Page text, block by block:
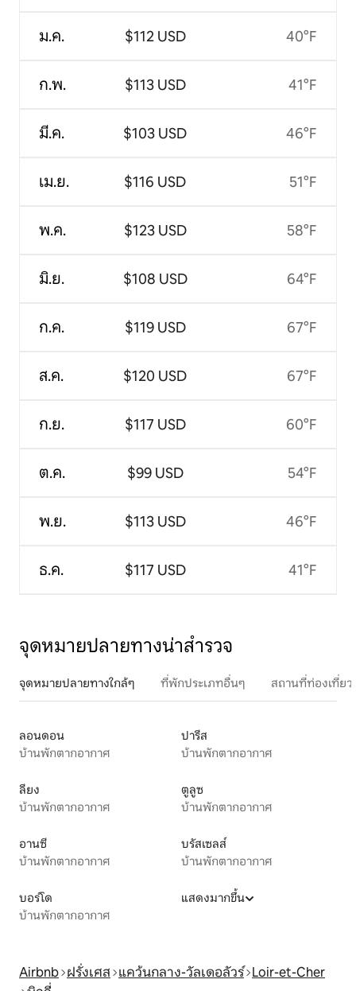
ม.ค.
ก.พ.
มี.ค.
เม.ย.
พ.ค.
มิ.ย.
ก.ค.
ส.ค.
ก.ย.
ต.ค.
พ.ย.
ธ.ค.
$112 USD
$113 USD
$103 USD
$116 USD
$123 USD
$108 USD
$119 USD
$120 USD
$117 USD
$99 USD
$113 USD
$117 USD
40°F
41°F
46°F
51°F
58°F
64°F
67°F
67°F
60°F
54°F
46°F
41°F
จุดหมายปลายทางน่าสำรวจ
จุดหมายปลายทางใกล้ๆ ที่พักประเภทอื่นๆ สถานที่ท่องเที่ย
ลอนดอน
บ้านพักตากอากาศ
ปารีส
บ้านพักตากอากาศ
ลียง
บ้านพักตากอากาศ
ตูลูซ
บ้านพักตากอากาศ
อานซี
บ้านพักตากอากาศ
บรัสเซลส์
บ้านพักตากอากาศ
บอร์โด
บ้านพักตากอากาศ
แสดงมากขึ้น
Airbnb ฝรั่งเศส แคว้นกลาง-วัลเดอลัวร์ Loir-et-Cher